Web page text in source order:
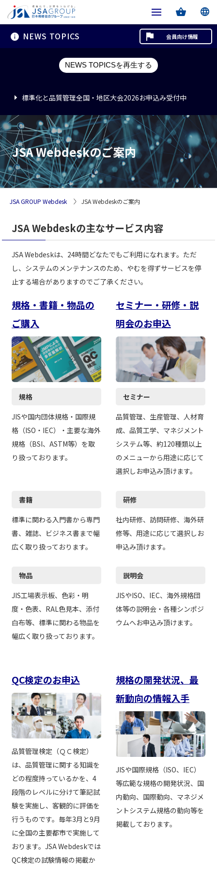
NEWS TOPICS
NEWS TOPICSを再生する
標準化と品質管理全国・地区大会2026お申込み受付中
標準化と品質管理全国・地区大会2026お申込み受付中
標準化と品質管理全国・地区大会2026お申込み受付中
会員向け情報
JSA Webdeskのご案内
JSA GROUP Webdesk JSA Webdeskのご案内
JSA Webdeskの主なサービス内容
JSA Webdeskは、24時間どなたでもご利用になれます。ただ
し、システムのメンテナンスのため、やむを得ずサービスを停
止する場合がありますのでご了承ください。
規格・書籍・物品の
ご購入
規格
JISや国内団体規格・国際規
格（ISO・IEC）・主要な海外
規格（BSI、ASTM等）を取
り扱っております。
書籍
標準に関わる入門書から専門
書、雑誌、ビジネス書まで幅
広く取り扱っております。
物品
JIS工場表示板、色彩・明
度・色表、RAL色見本、添付
白布等、標準に関わる物品を
幅広く取り扱っております。
セミナー・研修・説
明会のお申込
セミナー
品質管理、生産管理、人材育
成、品質工学、マネジメント
システム等、約120種類以上
のメニューから用途に応じて
選択しお申込み頂けます。
研修
社内研修、訪問研修、海外研
修等、用途に応じて選択しお
申込み頂けます。
説明会
JISやISO、IEC、海外規格団
体等の説明会・各種シンポジ
ウムへお申込み頂けます。
QC検定のお申込
品質管理検定（ＱＣ検定）
は、品質管理に関する知識を
どの程度持っているかを、4
段階のレベルに分けて筆記試
験を実施し、客観的に評価を
行うものです。毎年3月と9月
に全国の主要都市で実施して
おります。JSA Webdeskでは
QC検定の試験情報の掲載か
規格の開発状況、最
新動向の情報入手
JISや国際規格（ISO、IEC）
等広範な規格の開発状況、国
内動向、国際動向、マネジメ
ントシステム規格の動向等を
掲載しております。